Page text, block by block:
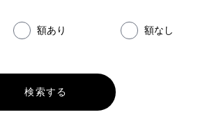
額あり 額なし
検索する